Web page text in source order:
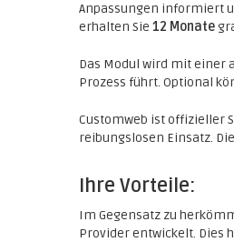
Anpassungen informiert
erhalten Sie 12 Monate
Das Modul wird mit einer
Prozess führt. Optional
Customweb ist offizieller
reibungslosen Einsatz.
Ihre Vorteile:
Im Gegensatz zu
Provider entwickelt. Dies